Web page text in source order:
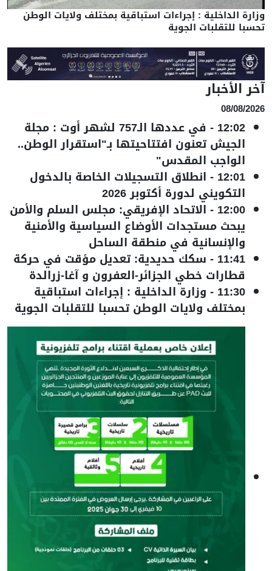
وزارة الداخلية : إجراءات استباقية بمختلف ولايات الوطن
تحسبا للتقلبات الجوية
آخر الأخبار
08/08/2026
12:02
- في عددها الـ757 لشهر أوت : مجلة
الجيش تعنون افتتاحيتها بـ"استقرار الوطن..
الواجب المقدس"
12:01
- انطلاق التسجيلات الخاصة بالدخول
التكويني لدورة أكتوبر 2026
12:00
- الاتحاد الإفريقي: مجلس السلم والأمن
يبحث مستجدات الأوضاع السياسية والأمنية
والإنسانية في منطقة الساحل
11:41
- سكك حديدية: تعديل مؤقت في حركة
قطارات خطي الجزائر-العفرون و آغا-زرالدة
11:30
- وزارة الداخلية : إجراءات استباقية
بمختلف ولايات الوطن تحسبا للتقلبات الجوية